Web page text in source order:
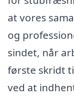
at vores
og
sindet, når
første skridt
ved at